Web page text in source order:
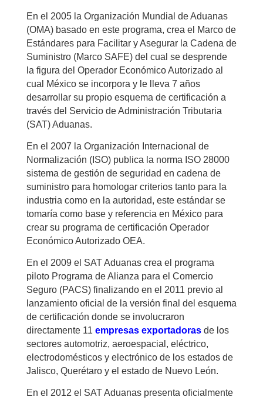
En el 2005 la Organización Mundial de Aduanas
(OMA) basado en este programa, crea el Marco de
Estándares para Facilitar y Asegurar la Cadena de
Suministro (Marco SAFE) del cual se desprende
la figura del Operador Económico Autorizado al
cual México se incorpora y le lleva 7 años
desarrollar su propio esquema de certificación a
través del Servicio de Administración Tributaria
(SAT) Aduanas.
En el 2007 la Organización Internacional de
Normalización (ISO) publica la norma ISO 28000
sistema de gestión de seguridad en cadena de
suministro para homologar criterios tanto para la
industria como en la autoridad, este estándar se
tomaría como base y referencia en México para
crear su programa de certificación Operador
Económico Autorizado OEA.
En el 2009 el SAT Aduanas crea el programa
piloto Programa de Alianza para el Comercio
Seguro (PACS) finalizando en el 2011 previo al
lanzamiento oficial de la versión final del esquema
de certificación donde se involucraron
directamente 11 empresas exportadorasde los
sectores automotriz, aeroespacial, eléctrico,
electrodomésticos y electrónico de los estados de
Jalisco, Querétaro y el estado de Nuevo León.
En el 2012 el SAT Aduanas presenta oficialmente